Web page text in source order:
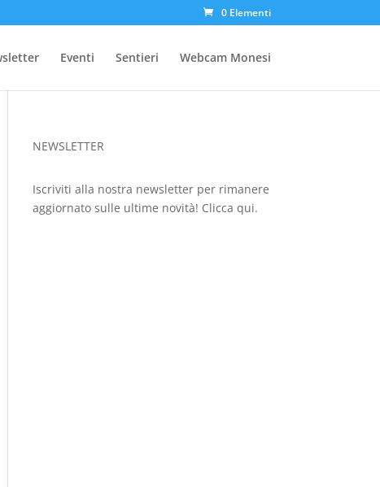
0 Elementi
Eventi Sentieri Webcam Monesi
NEWSLETTER
Iscriviti alla nostra newsletter per rimanere
aggiornato sulle ultime novità! Clicca qui.